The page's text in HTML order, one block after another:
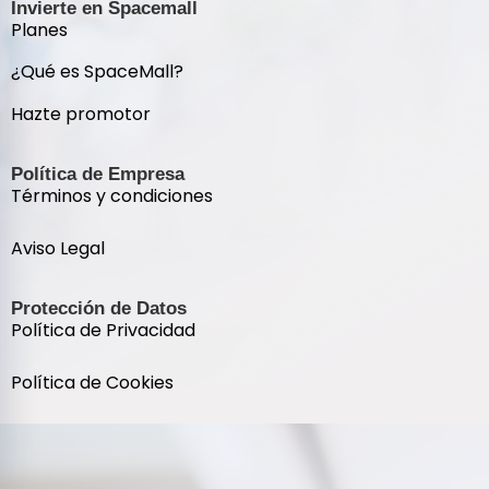
Invierte en Spacemall
Planes
¿Qué es SpaceMall?
Hazte promotor
Política de Empresa
Términos y condiciones
Aviso Legal
Protección de Datos
Política de Privacidad
Política de Cookies